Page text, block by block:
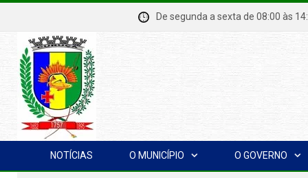
De segunda a sexta de 08:00
NOTÍCIAS O MUNICÍPIO O GOVERNO